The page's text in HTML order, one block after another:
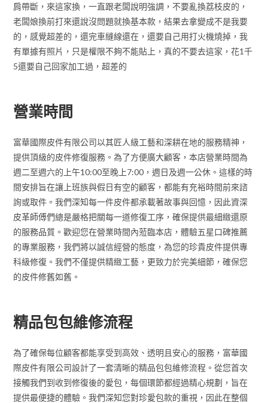
肩帶斷，來這家換，一直跟老闆說明強調，不要亂換荔枝皮的，
老闆娘換前打來還說沒問題就換基本款，結果去拿變成不是我要
的，感覺超差的，還完車縫線還在，還要自己用打火機燒掉，我
有單據有照片，只是權限不夠不能貼上，真的不要去這家，花1千
5還要自己回家加工過，超差的
營業時間
富華國際皮件有限公司以其匠人級工藝和深耕在地的服務精神，
提供頂級的皮件修復服務。為了方便廣大顧客，本店營業時間為
週二至週六的上午10:00至晚上7:00，週日及週一公休。這樣的時
間安排旨在讓上班族與假日有空的顧客，都能有充裕時間前來諮
詢或取件。我們深知每一件皮件都承載著故事與回憶，因此資深
皮革師傅們總是嚴格把關每一道修復工序，確保提供最細緻還原
的服務品質。歡迎您在營業時間內蒞臨本店，體驗五星口碑推薦
的專業服務，我們將以誠信經營的態度，為您的珍貴皮件提供專
科級修復。我們不僅提供精緻工藝，更致力於完美細節，確保您
的皮件修舊如舊。
精品包包維修流程
為了確保每位顧客都能享受到高效、透明且安心的服務，富華國
際皮件有限公司設計了一套清晰的精品包包維修流程。從您首次
接觸我們到收到修復後的愛包，每個環節都經過精心規劃，旨在
提供最便捷的體驗。我們深知您對珍愛包款的重視，因此在整個